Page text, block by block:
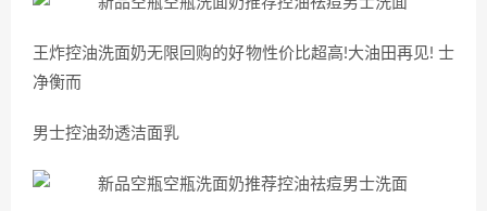
王炸控油洗面奶无限回购的好物性价比超高!大油田再见! 士
净衡而
男士控油劲透洁面乳